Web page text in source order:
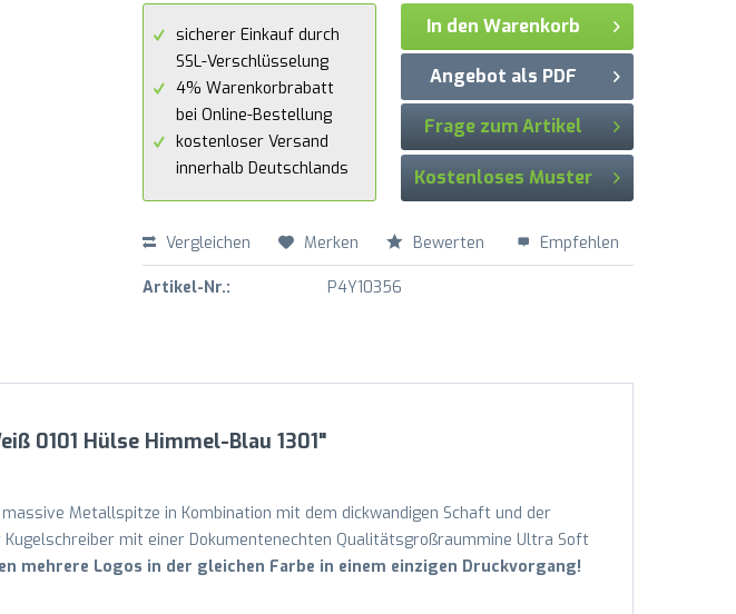
sicherer Einkauf durch
SSL-Verschlüsselung
4% Warenkorbrabatt
bei Online-Bestellung
kostenloser Versand
innerhalb Deutschlands
In den Warenkorb
Angebot als PDF
Frage zum Artikel
Kostenloses Muster
Vergleichen Merken Bewerten Empfehlen
Artikel-Nr.: P4Y10356
0101 Hülse Himmel-Blau 1301"
Metallspitze in Kombination mit dem dickwandigen Schaft und der
mit einer Dokumentenechten Qualitätsgroßraummine Ultra Soft
mehrere Logos in der gleichen Farbe in einem einzigen Druckvorgang!